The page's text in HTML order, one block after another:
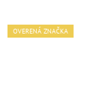
OVERENÁ ZNAČKA